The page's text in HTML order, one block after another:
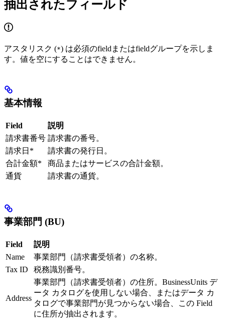
抽出されたフィールド
アスタリスク (*) は必須のfieldまたはfieldグループを示しま
す。値を空にすることはできません。
基本情報
Field
説明
請求書番号 請求書の番号。
請求日*
請求書の発行日。
合計金額*
商品またはサービスの合計金額。
通貨
請求書の通貨。
事業部門 (BU)
Field
説明
Name
事業部門（請求書受領者）の名称。
Tax ID
税務識別番号。
Address
事業部門（請求書受領者）の住所。BusinessUnits デ
ータ カタログを使用しない場合、またはデータ カ
タログで事業部門が見つからない場合、この Field
に住所が抽出されます。